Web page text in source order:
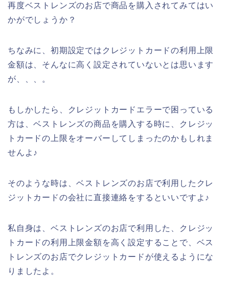
再度ベストレンズのお店で商品を購入されてみてはい
かがでしょうか？
ちなみに、初期設定ではクレジットカードの利用上限
金額は、そんなに高く設定されていないとは思います
が、、、。
もしかしたら、クレジットカードエラーで困っている
方は、ベストレンズの商品を購入する時に、クレジッ
トカードの上限をオーバーしてしまったのかもしれま
せんよ♪
そのような時は、ベストレンズのお店で利用したクレ
ジットカードの会社に直接連絡をするといいですよ♪
私自身は、ベストレンズのお店で利用した、クレジッ
トカードの利用上限金額を高く設定することで、ベス
トレンズのお店でクレジットカードが使えるようにな
りましたよ。